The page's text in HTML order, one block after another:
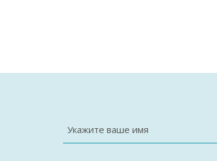
Укажите ваше имя